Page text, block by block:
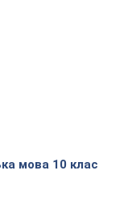
мова 10 клас